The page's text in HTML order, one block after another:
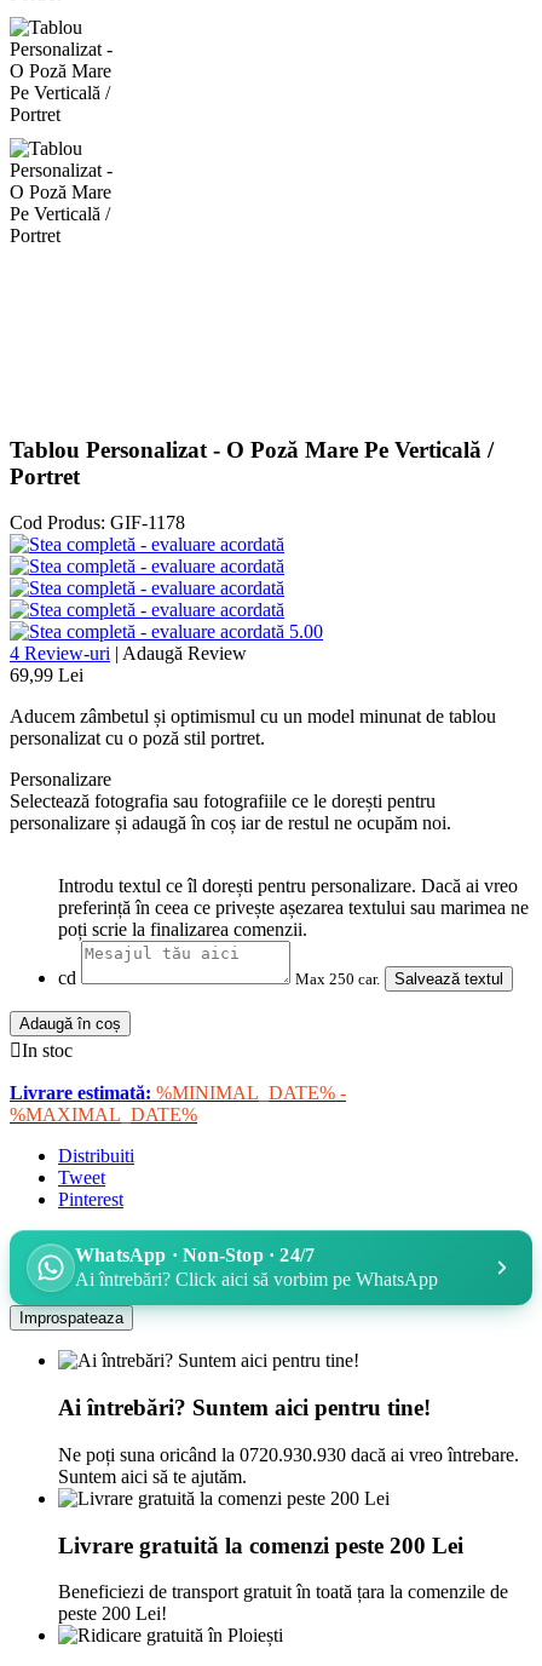
Tablou Personalizat - O Poză Mare Pe Verticală /
Portret
Cod Produs: GIF-1178
5.00
4 Review-uri | Adaugă Review
69,99 Lei
Aducem zâmbetul și optimismul cu un model minunat de tablou
personalizat cu o poză stil portret.
Personalizare
Selectează fotografia sau fotografiile ce le dorești pentru
personalizare și adaugă în coș iar de restul ne ocupăm noi.
Introdu textul ce îl dorești pentru personalizare. Dacă ai vreo
preferință în ceea ce privește așezarea textului sau marimea ne
poți scrie la finalizarea comenzii.
cd Max 250 car. Salvează textul
Adaugă în coș
In stoc
Livrare estimată: %MINIMAL_DATE% -
%MAXIMAL_DATE%
Distribuiti
Tweet
Pinterest
WhatsApp · Non-Stop · 24/7
Ai întrebări? Click aici să vorbim pe WhatsApp
Ai întrebări? Suntem aici pentru tine!
Ne poți suna oricând la 0720.930.930 dacă ai vreo întrebare.
Suntem aici să te ajutăm.
Livrare gratuită la comenzi peste 200 Lei
Beneficiezi de transport gratuit în toată țara la comenzile de
peste 200 Lei!